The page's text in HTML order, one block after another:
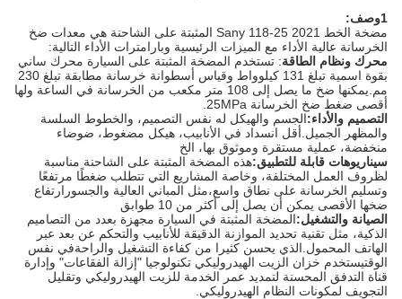
1وصف:
مضخة الخط 2021 Sany 118-25 المثبتة على الشاحنة هي معدات ضخ
الخرسانة عالية الأداء مع الميزات الرئيسية وبارامترات الأداء التالية:
محرك ونظام الطاقة: تستخدم المضخة المثبتة على السيارة محرك ساني
بقوة اسمية تبلغ 131 كيلوواط وقياس أسطوانة خرسانة مطابقة تبلغ 230
مم.يمكنها ضخ ما يصل إلى 108 متر مكعب من الخرسانة في الساعة ولها
أقصى ضغط ضخ الخرسانة 25MPa.
التصميم والأداء:الجسم والهيكل له نفس التصميم، والخطوط السلسة
والمظهر الجميل.أقل انسداد في الأنابيب، هيكل مضغوط، ضوضاء
منخفضة، عملية مستقرة وموثوق بها، الخ
سيناريوهات قابلة للتطبيق:هذه المضخة المثبتة على الشاحنة مناسبة
لظروف العمل المختلفة، وخاصة المشاريع التي تتطلب ضغطًا مرتفعًا
وتسليم الخرسانة على نطاق واسع،مثل المباني العالية والجسورارتفاع
ضخها الأقصى يمكن أن يصل إلى أكثر من 10 طوابق
الصيانة والتشغيل:المضخة المثبتة في السيارة مجهزة بعدد من التصاميم
الذكية، مثل تقنية تحديد الموازنة الدقيقة للأنابيب والتحكم عن بعد عبر
الهاتف المحمول.الذي يحسن كثيرا من كفاءة التشغيل والراحةفي نفس
الوقتيستخدم خزان الزيت الهيدروليكي تكنولوجيا "إزالة الفقاعات" وإدارة
قناة التدفق المحسنة لتمديد عمر الخدمة للزيت الهيدروليكي وتقليل
التجويف لمكونات النظام الهيدروليكي.